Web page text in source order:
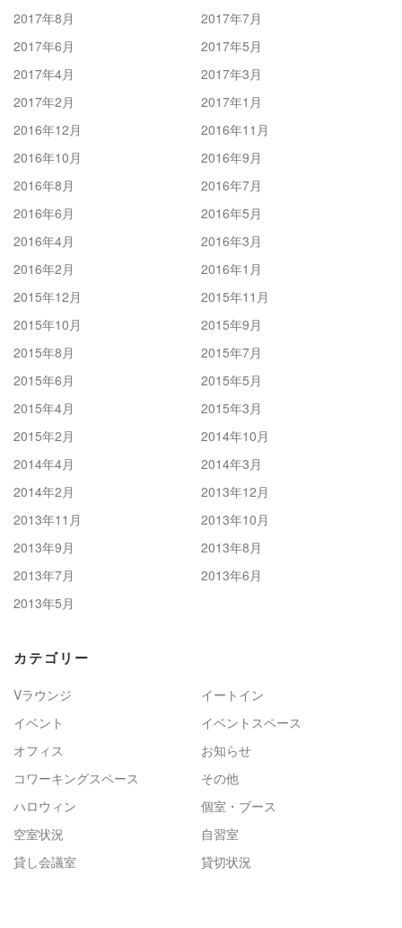
2017年8月
2017年7月
2017年6月
2017年5月
2017年4月
2017年3月
2017年2月
2017年1月
2016年12月
2016年11月
2016年10月
2016年9月
2016年8月
2016年7月
2016年6月
2016年5月
2016年4月
2016年3月
2016年2月
2016年1月
2015年12月
2015年11月
2015年10月
2015年9月
2015年8月
2015年7月
2015年6月
2015年5月
2015年4月
2015年3月
2015年2月
2014年10月
2014年4月
2014年3月
2014年2月
2013年12月
2013年11月
2013年10月
2013年9月
2013年8月
2013年7月
2013年6月
2013年5月
カテゴリー
Vラウンジ
イートイン
イベント
イベントスペース
オフィス
お知らせ
コワーキングスペース
その他
ハロウィン
個室・ブース
空室状況
自習室
貸し会議室
貸切状況